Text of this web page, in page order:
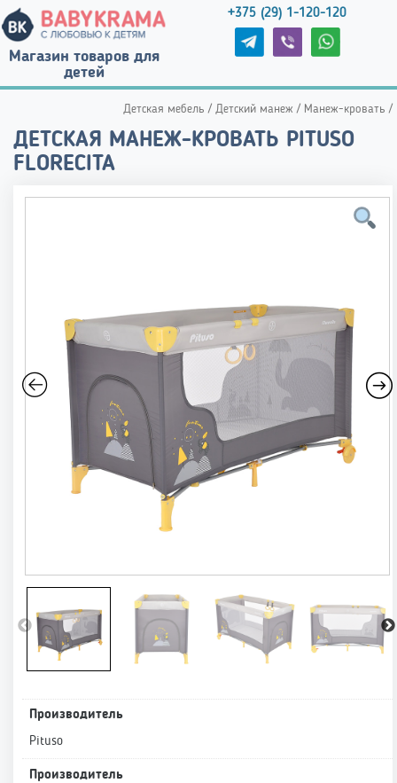
Магазин товаров для
детей
+375 (29) 1-120-120
Детская мебель / Детский манеж / Манеж-кровать /
ДЕТСКАЯ МАНЕЖ-КРОВАТЬ PITUSO
FLORECITA
Производитель
Pituso
Производитель